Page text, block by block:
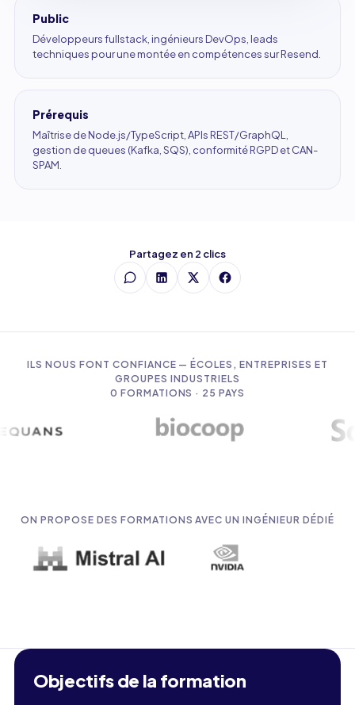
Public
Développeurs fullstack, ingénieurs DevOps, leads
techniques pour une montée en compétences sur Resend.
Prérequis
Maîtrise de Node.js/TypeScript, APIs REST/GraphQL,
gestion de queues (Kafka, SQS), conformité RGPD et CAN-
SPAM.
Partagez en 2 clics
ILS NOUS FONT CONFIANCE — ÉCOLES, ENTREPRISES ET
GROUPES INDUSTRIELS
0 FORMATIONS · 25 PAYS
ON PROPOSE DES FORMATIONS AVEC UN INGÉNIEUR DÉDIÉ
Objectifs de la formation